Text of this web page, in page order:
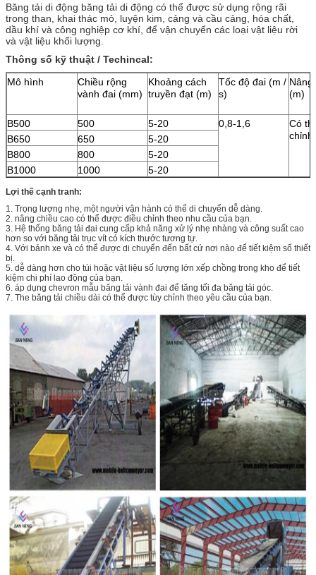
Băng tải di động băng tải di động có thể được sử dụng rộng rãi
trong than, khai thác mỏ, luyện kim, cảng và cầu cảng, hóa chất,
dầu khí và công nghiệp cơ khí, để vận chuyển các loại vật liệu rời
và vật liệu khối lượng.
Thông số kỹ thuật / Techincal:
Mô hình
Chiều rộng
vành đai (mm)
Khoảng cách
truyền đạt (m)
Tốc độ đai (m /
s)
Nâng
(m)
B500 500 5-20 0,8-1,6
Có
chỉnh
B650 650
5-20
B800
800
5-20
B1000
1000 5-20
Lợi thế cạnh tranh:
1. Trọng lượng nhẹ, một người vận hành có thể di chuyển dễ dàng.
2. nâng chiều cao có thể được điều chỉnh theo nhu cầu của bạn.
3. Hệ thống băng tải đai cung cấp khả năng xử lý nhẹ nhàng và công suất cao
hơn so với băng tải trục vít có kích thước tương tự.
4. Với bánh xe và có thể được di chuyển đến bất cứ nơi nào để tiết kiệm số thiết
bị.
5. dễ dàng hơn cho túi hoặc vật liệu số lượng lớn xếp chồng trong kho để tiết
kiệm chi phí lao động của bạn.
6. áp dụng chevron mẫu băng tải vành đai để tăng tối đa băng tải góc.
7. The băng tải chiều dài có thể được tùy chỉnh theo yêu cầu của bạn.